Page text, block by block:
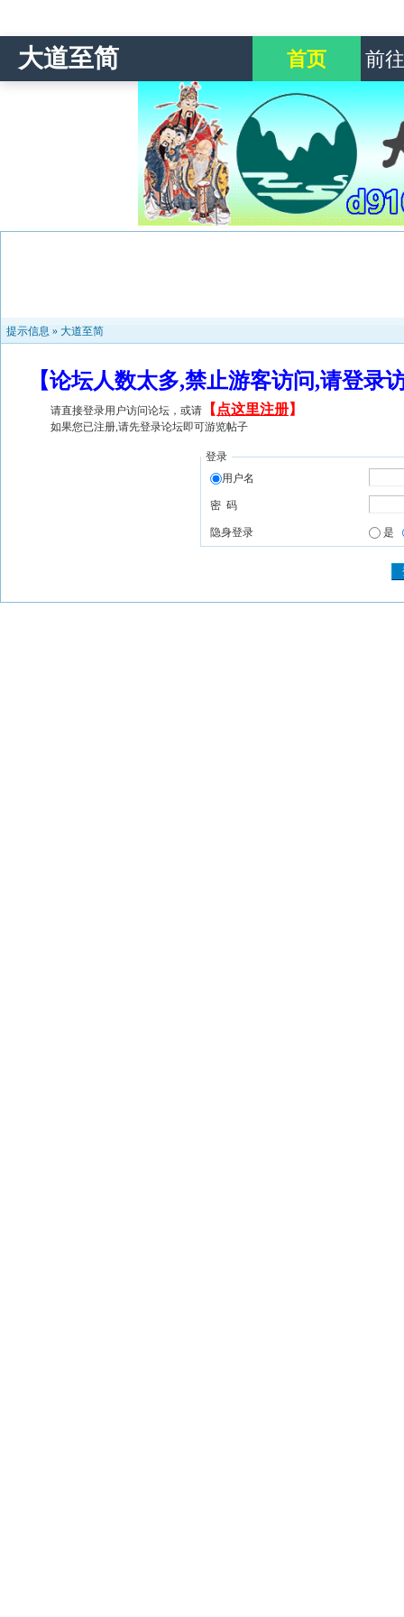
大道至简 首页 前
提示信息 » 大道至简
【论坛人数太多,禁止游客访问,请登
请直接登录用户访问论坛，或请 【 点这里注册】
如果您已注册,请先登录论坛即可游览帖子
登录
用户名
密 码
隐身登录 是